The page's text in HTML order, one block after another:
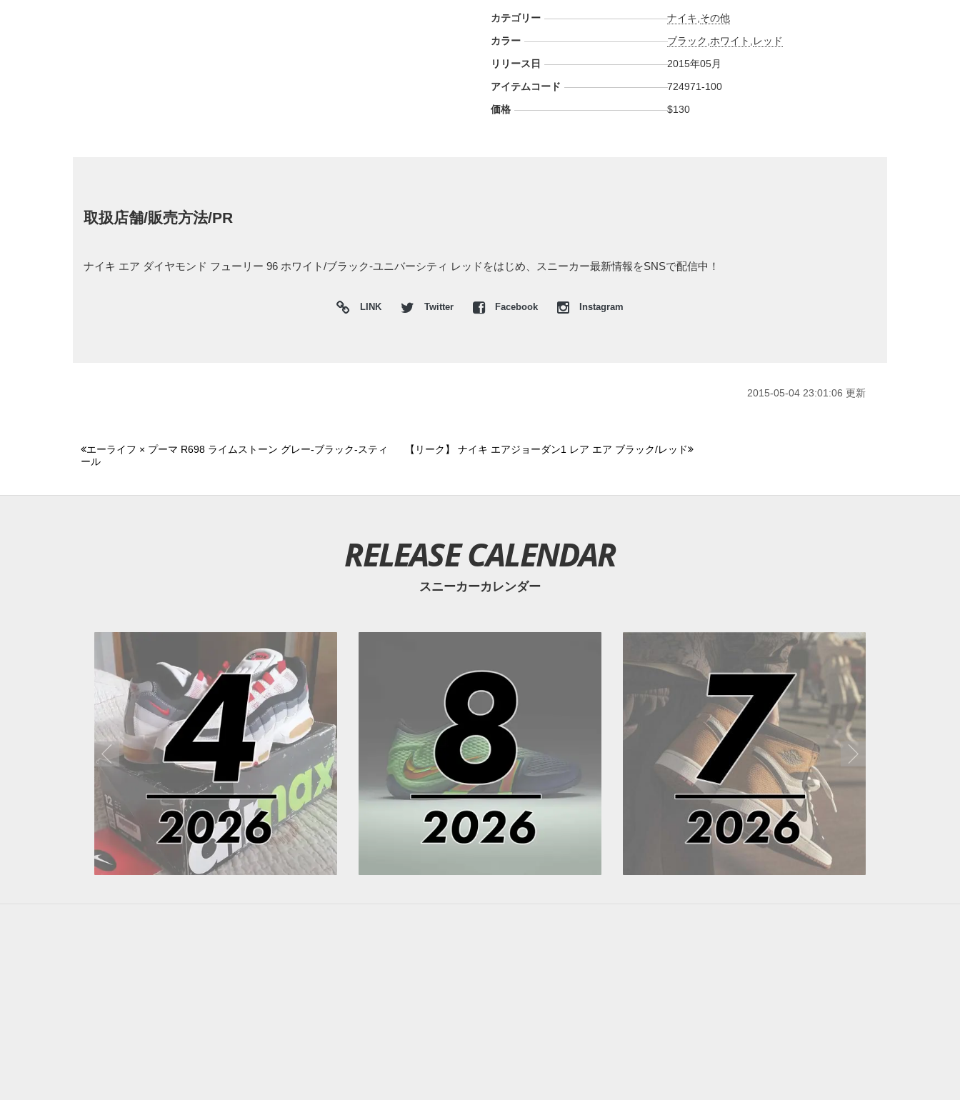
カテゴリー ナイキ その他
カラー
ブラック ホワイト レッド
リリース日
2015年05月
アイテムコード
724971-100
価格
$130
取扱店舗/販売方法/PR
ナイキ エア ダイヤモンド フューリー 96 ホワイト/ブラック-ユニバーシティ レッドをはじめ、スニーカー最新情報をSNSで配信中！
LINK Twitter Facebook Instagram
2015-05-04 23:01:06 更新
エーライフ × プーマ R698 ライムストーン グレー-ブラック-スティ
ール
【リーク】 ナイキ エアジョーダン1 レア エア ブラック/レッド
RELEASE CALENDAR
スニーカーカレンダー